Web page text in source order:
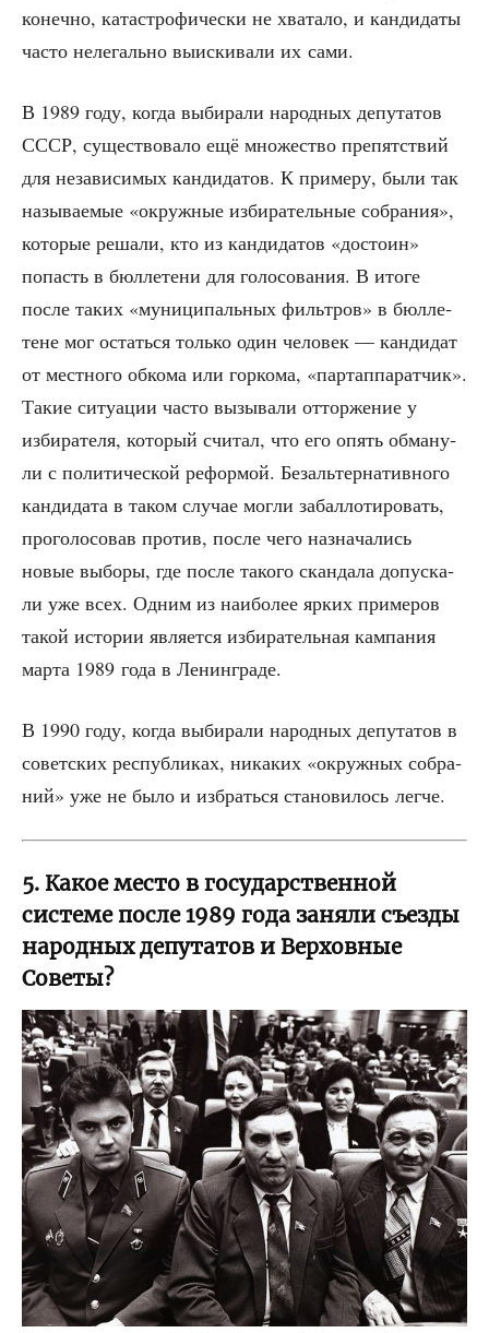
конеч­но, ката­стро­фи­че­ски не хва­та­ло, и кан­ди­да­ты
часто неле­галь­но выис­ки­ва­ли их сами.
В 1989 году, когда выби­ра­ли народ­ных депу­та­тов
СССР, суще­ство­ва­ло ещё мно­же­ство пре­пят­ствий
для неза­ви­си­мых кан­ди­да­тов. К при­ме­ру, были так
назы­ва­е­мые «окруж­ные изби­ра­тель­ные собра­ния»,
кото­рые реша­ли, кто из кан­ди­да­тов «досто­ин»
попасть в бюл­ле­те­ни для голо­со­ва­ния. В ито­ге
после таких «муни­ци­паль­ных филь­тров» в бюл­ле­
тене мог остать­ся толь­ко один чело­век — кан­ди­дат
от мест­но­го обко­ма или гор­ко­ма, «пар­тап­па­рат­чик».
Такие ситу­а­ции часто вызы­ва­ли оттор­же­ние у
изби­ра­те­ля, кото­рый счи­тал, что его опять обма­ну­
ли с поли­ти­че­ской рефор­мой. Без­аль­тер­на­тив­но­го
кан­ди­да­та в таком слу­чае мог­ли забал­ло­ти­ро­вать,
про­го­ло­со­вав про­тив, после чего назна­ча­лись
новые выбо­ры, где после тако­го скан­да­ла допус­ка­
ли уже всех. Одним из наи­бо­лее ярких при­ме­ров
такой исто­рии явля­ет­ся изби­ра­тель­ная кам­па­ния
мар­та 1989 года в Ленинграде.
В 1990 году, когда выби­ра­ли народ­ных депу­та­тов в
совет­ских рес­пуб­ли­ках, ника­ких «окруж­ных собра­
ний» уже не было и избрать­ся ста­но­ви­лось легче.
5. Какое место в государственной
системе после 1989 года заняли съезды
народных депутатов и Верховные
Советы?